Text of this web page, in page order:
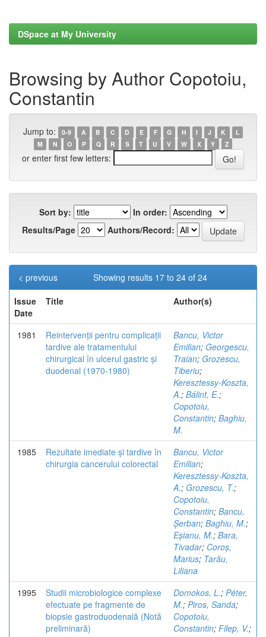
DSpace at My University
Browsing by Author Copotoiu,
Constantin
Jump to: 0-9 A B C D E F G H I J K
L
M
N O P Q R S T U V W X Y Z
or enter first few letters:
Sort by:
In order:
Results/Page
Authors/Record:
Showing results 17 to 24 of 24
< previous
Issue
Date
Title Author(s)
1981
Reintervenții pentru complicații
tardive ale tratamentului
chirurgical în ulcerul gastric și
duodenal (1970-1980)
Bancu, Victor
Emilian; Georgescu,
Traian; Grozescu,
Tiberiu;
Keresztessy-Koszta,
A.; Bálint, E.;
Copotoiu,
Constantin; Baghiu,
M.
1985
Rezultate imediate și tardive în
chirurgia cancerului colorectal
Bancu, Victor
Emilian;
Keresztessy-Koszta,
A.; Grozescu, T.;
Copotoiu,
Constantin; Bancu,
Șerban; Baghiu, M.;
Eșianu, M.; Bara,
Tivadar; Coroș,
Marius; Tarău,
Liliana
1995
Studii microbiologice complexe
efectuate pe fragmente de
biopsie gastroduodenală (Notă
preliminară)
Domokos, L.; Péter,
M.; Piros, Sanda;
Copotoiu,
Constantin; Filep, V.;